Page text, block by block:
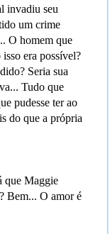
invadiu seu
um crime
O homem que
era possível?
Seria sua
Tudo que
pudesse ter ao
do que a própria
que Maggie
Bem... O amor é